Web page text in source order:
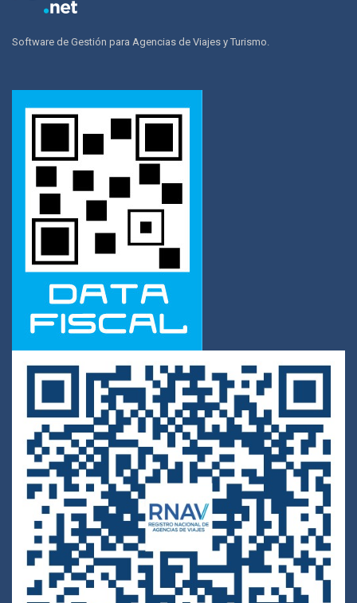
Software de Gestión para Agencias de Viajes y Turismo.